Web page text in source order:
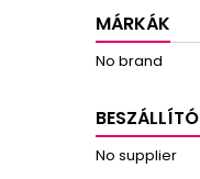
MÁRKÁK
No brand
No supplier